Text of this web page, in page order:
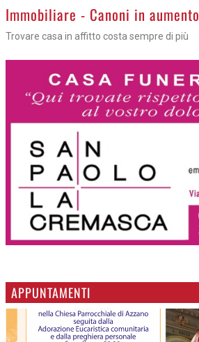
>Immobiliare - Canoni in aumento
Trovare casa in affitto costa sempre di più
APPUNTAMENTI